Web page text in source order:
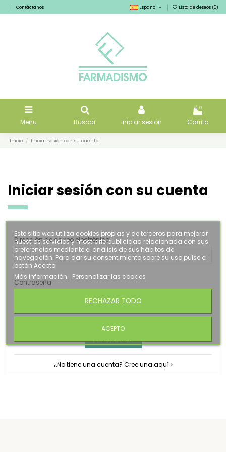
Contáctanos Español Lista de deseos (0)
Menu Buscar Iniciar sesión
0
Carrito
Inicio Iniciar sesión con su cuenta
Iniciar sesión con su cuenta
Dirección de correo electrónico
Contraseña
Iniciar sesión
¿No tiene una cuenta? Cree una aquí
Este sitio web utiliza cookies propias y de terceros para mejorar
nuestros servicios y mostrarle publicidad relacionada con sus
preferencias mediante el análisis de sus hábitos de
navegación. Para dar su consentimiento sobre su uso pulse el
botón Acepto.
Más información
Personalizar las cookies
RECHAZAR TODO
ACEPTO